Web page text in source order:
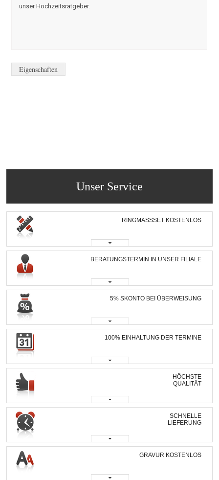
unser Hochzeitsratgeber.
Eigenschaften
Unser Service
RINGMASSSET KOSTENLOS
BERATUNGSTERMIN IN UNSER FILIALE
5% SKONTO BEI ÜBERWEISUNG
100% EINHALTUNG DER TERMINE
HÖCHSTE
QUALITÄT
SCHNELLE
LIEFERUNG
GRAVUR KOSTENLOS